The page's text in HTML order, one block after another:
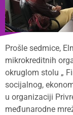
Prošle sedmice,
mikrokreditnih
okruglom stolu „
socijalnog,
u organizaciji
međunarodne